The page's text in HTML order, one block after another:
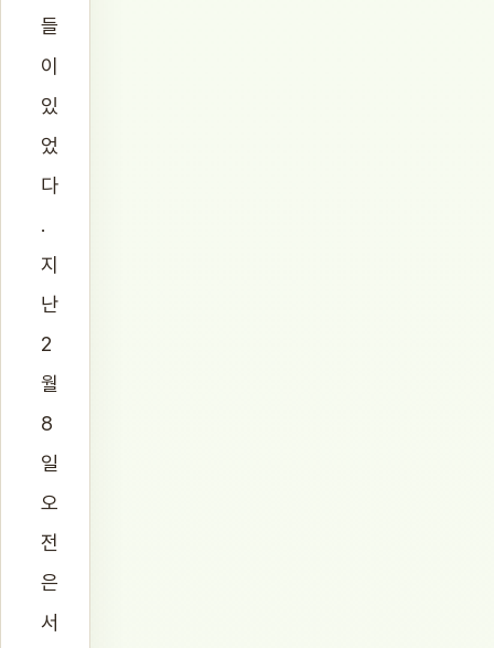
들
이
있
었
다
.
지
난
2
월
8
일
오
전
은
서